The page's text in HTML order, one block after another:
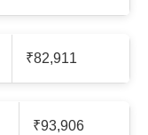
₹82,911
₹93,906